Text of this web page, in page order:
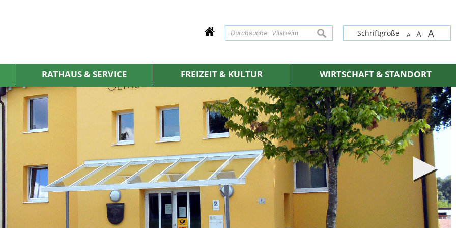
Schriftgröße A A A
suchen
RATHAUS & SERVICE FREIZEIT & KULTUR WIRTSCHAFT & STANDORT